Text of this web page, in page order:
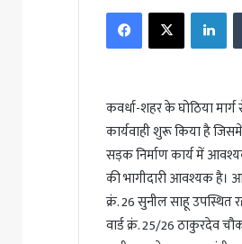
FacebookX
कवर्धा-शहर के घोठिया
कार्यवाही शुरू किया है
सड़क निर्माण कार्य में
की भागीदारी आवश्यक है।
क्रं. 26 सुनील साहू उपस्थित
वार्ड क्रं. 25/26 ठाकुरदेव